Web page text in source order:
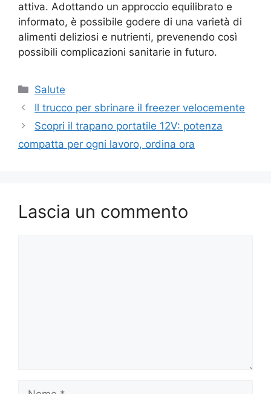
attiva. Adottando un approccio equilibrato e
informato, è possibile godere di una varietà di
alimenti deliziosi e nutrienti, prevenendo così
possibili complicazioni sanitarie in futuro.
Categorie
Salute
Il trucco per sbrinare il freezer velocemente
Scopri il trapano portatile 12V: potenza
compatta per ogni lavoro, ordina ora
Lascia un commento
Nome